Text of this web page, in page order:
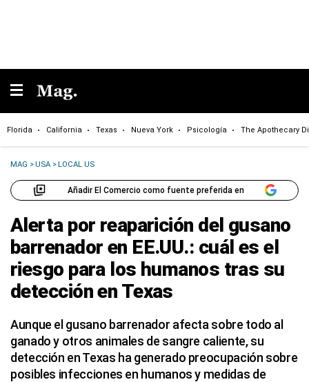
Florida California Texas Nueva York Psicología The Apothecary
MAG >USA >LOCAL US
Añadir El Comercio como fuente preferida en
Alerta por reaparición del gusano
barrenador en EE.UU.: cuál es el
riesgo para los humanos tras su
detección en Texas
Aunque el gusano barrenador afecta sobre todo al
ganado y otros animales de sangre caliente, su
detección en Texas ha generado preocupación sobre
posibles infecciones en humanos y medidas de